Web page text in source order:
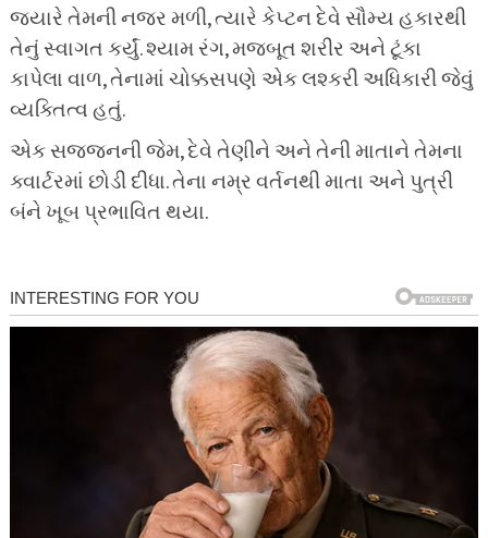
જ્યારે તેમની નજર મળી, ત્યારે કેપ્ટન દેવે સૌમ્ય હકારથી
તેનું સ્વાગત કર્યું. શ્યામ રંગ, મજબૂત શરીર અને ટૂંકા
કાપેલા વાળ, તેનામાં ચોક્કસપણે એક લશ્કરી અધિકારી જેવું
વ્યક્તિત્વ હતું.
એક સજ્જનની જેમ, દેવે તેણીને અને તેની માતાને તેમના
ક્વાર્ટરમાં છોડી દીધા. તેના નમ્ર વર્તનથી માતા અને પુત્રી
બંને ખૂબ પ્રભાવિત થયા.